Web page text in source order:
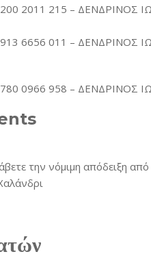
2011 215 – ΔΕΝΔΡΙΝΟΣ
6656 011 – ΔΕΝΔΡΙΝΟΣ
0966 958 – ΔΕΝΔΡΙΝΟΣ
την νόμιμη απόδειξη